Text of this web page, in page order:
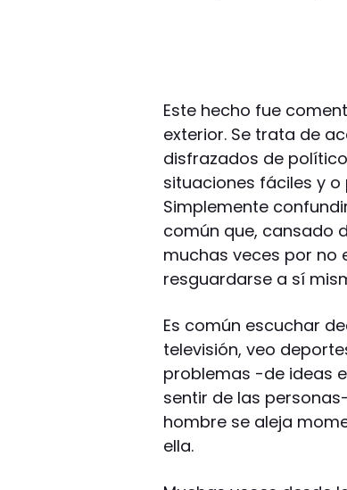
Este hecho fue
exterior. Se trata de
disfrazados de
situaciones fáciles y o
Simplemente
común que, cansado
muchas veces por no
resguardarse a sí
Es común escuchar
televisión, veo
problemas -de ideas
sentir de las
hombre se aleja
ella.